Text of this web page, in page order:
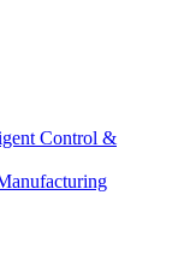
Control &